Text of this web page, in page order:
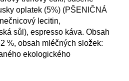
oplatek (5%) (PŠENIČNÁ
lecitin,
sůl), espresso káva. Obsah
%, obsah mléčných složek:
ekologického